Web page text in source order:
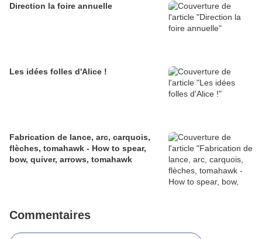
Direction la foire annuelle
Les idées folles d'Alice !
Fabrication de lance, arc, carquois,
flèches, tomahawk - How to spear,
bow, quiver, arrows, tomahawk
Commentaires